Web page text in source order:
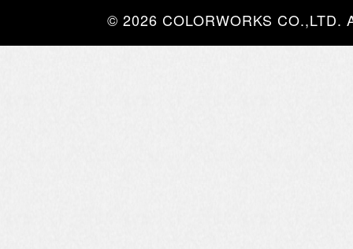
© 2026 COLORWORKS CO.,LTD.